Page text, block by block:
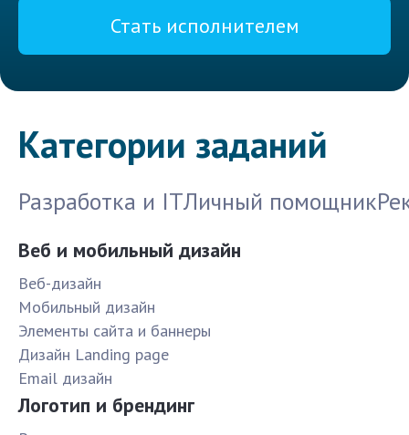
Стать исполнителем
Категории заданий
Разработка и ITЛичный помощник
Веб и мобильный дизайн
Веб-дизайн
Мобильный дизайн
Элементы сайта и баннеры
Дизайн Landing page
Email дизайн
Логотип и брендинг